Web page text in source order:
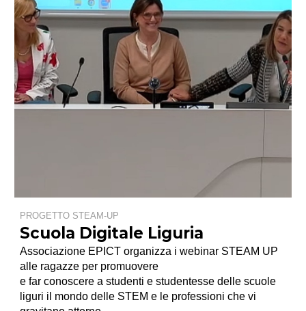
PROGETTO STEAM-UP
Scuola Digitale Liguria
Associazione EPICT organizza iwebinar STEAM UP
alle ragazze per promuovere
e far conoscere a studenti e studentesse delle scuole
liguri il mondo delle STEMe le professioni che vi